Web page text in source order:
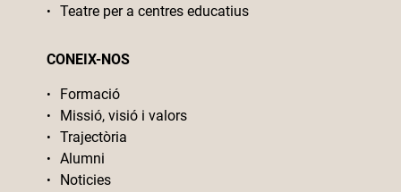
Teatre per a centres educatius
CONEIX-NOS
Formació
Missió, visió i valors
Trajectòria
Alumni
Noticies